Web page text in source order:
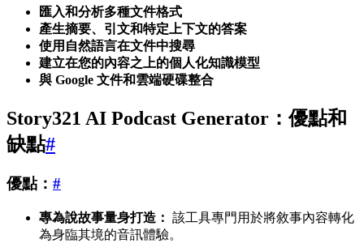
匯入和分析多種文件格式
產生摘要、引文和特定上下文的答案
使用自然語言在文件中搜尋
建立在您的內容之上的個人化知識模型
與 Google 文件和雲端硬碟整合
Story321 AI Podcast Generator：優點和
缺點#
優點： #
專為說故事量身打造： 該工具專門用於將敘事內容轉化
為身臨其境的音訊體驗。